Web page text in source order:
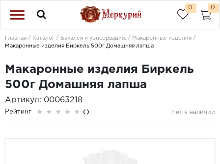
0 0
Главная Каталог Бакалея и консервация.
Макаронные изделия
Макаронные изделия Биркель 500г Домашняя лапша
Макаронные изделия Биркель
500г Домашняя лапша
Артикул: 00063218
Рейтинг () Нет в наличии